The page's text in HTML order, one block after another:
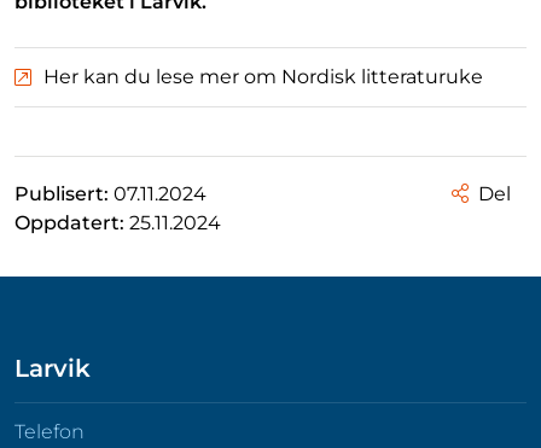
Her kan du lese mer om Nordisk litteraturuke
Publisert: 07.11.2024
Oppdatert: 25.11.2024
Del
Larvik
Telefon